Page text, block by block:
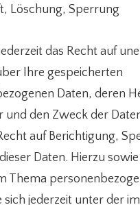
Löschung, Sperrung
das Recht auf
Ihre gespeicherten
Daten, deren
und den Zweck der
auf Berichtigung,
Daten. Hierzu
Thema
sich jederzeit unter der